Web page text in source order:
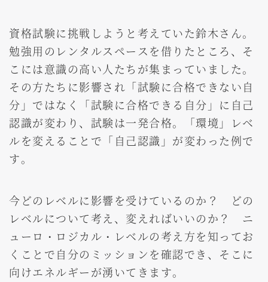
資格試験に挑戦しようと考えていた鈴木さん。
勉強用のレンタルスペースを借りたところ、そ
こには意識の高い人たちが集まっていました。
その方たちに影響され「試験に合格できない自
分」ではなく「試験に合格できる自分」に自己
認識が変わり、試験は一発合格。「環境」レベ
ルを変えることで「自己認識」が変わった例で
す。
今どのレベルに影響を受けているのか？ どの
レベルについて考え、変えればいいのか？ ニ
ューロ・ロジカル・レベルの考え方を知ってお
くことで自分のミッションを確認でき、そこに
向けエネルギーが湧いてきます。